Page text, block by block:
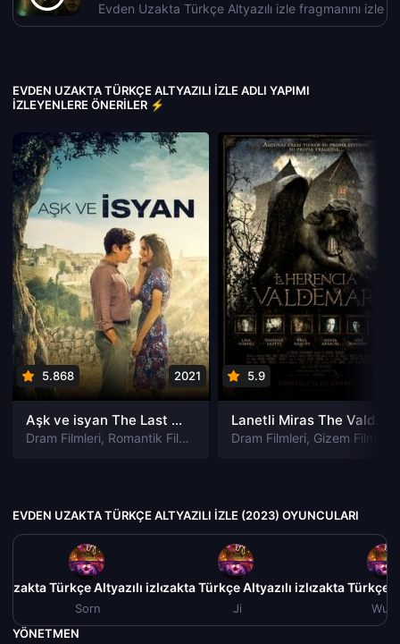
Evden Uzakta Türkçe Altyazılı izle fragmanını izle
EVDEN UZAKTA TÜRKÇE ALTYAZILI IZLE ADLI YAPIMI
İZLEYENLERE ÖNERILER ⚡
5.868 2021
Aşk ve isyan The Last Parasido izle
Dram Filmleri, Romantik Filmleri
5.9
Dram Filmleri, Gizem Filmleri
EVDEN UZAKTA TÜRKÇE ALTYAZILI IZLE (2023) OYUNCULARI
Uzakta Türkçe Altyazılı izle (2023)
Sorn
Evden Uzakta Türkçe Altyazılı izle (2023)
Ji
Evden Uzakta Türkçe
YÖNETMEN